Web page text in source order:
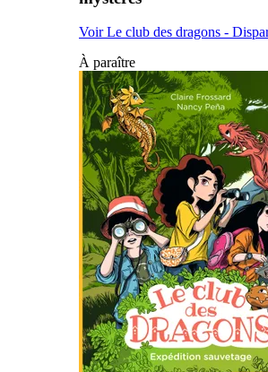
Voir Le club des dragons -
À paraître